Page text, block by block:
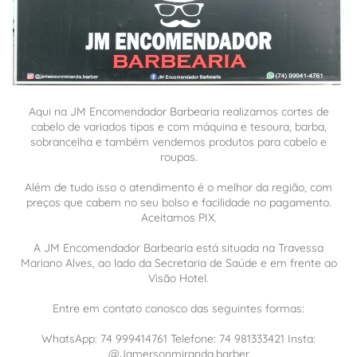
Aqui na JM Encomendador Barbearia realizamos cortes de
cabelo de variados tipos e com máquina e tesoura, barba,
sobrancelha e também vendemos produtos para cabelo e
roupas.
Além de tudo isso o atendimento é o melhor da região, com
preços que cabem no seu bolso e facilidade no pagamento.
Aceitamos PIX.
A JM Encomendador Barbearia está situada na Travessa
Mariano Alves, ao lado da Secretaria de Saúde e em frente ao
Visão Hotel.
Entre em contato conosco das seguintes formas:
WhatsApp: 74 999414761 Telefone: 74 981333421 Insta:
@Jamersonmiranda.barber